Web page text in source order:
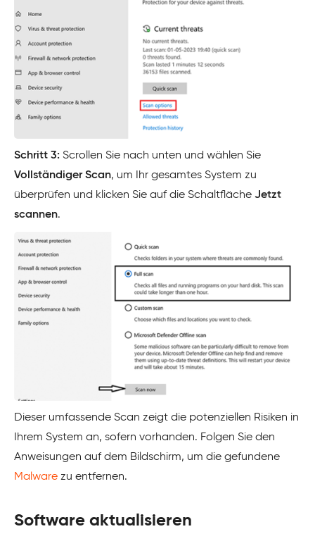
Schritt 3: Scrollen Sie nach unten und wählen Sie
Vollständiger Scan, um Ihr gesamtes System zu
überprüfen und klicken Sie auf die Schaltfläche Jetzt
scannen.
Dieser umfassende Scan zeigt die potenziellen Risiken in
Ihrem System an, sofern vorhanden. Folgen Sie den
Anweisungen auf dem Bildschirm, um die gefundene
Malware zu entfernen.
Software aktualisieren